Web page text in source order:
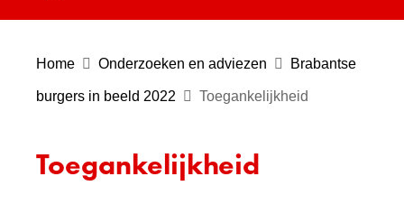
Home Onderzoeken en adviezen Brabantse
burgers in beeld 2022 Toegankelijkheid
Toegankelijkheid